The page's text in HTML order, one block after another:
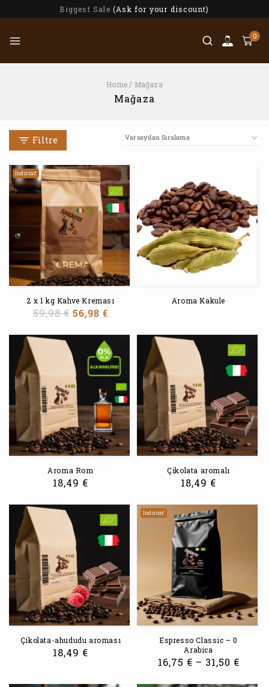
Biggest Sale (Ask for your discount)
0
Home / Mağaza
Mağaza
Filtre
İndirim!
2 x 1 kg Kahve Kreması
59,98€ 56,98 €
Aroma Kakule
Aroma Rom
18,49 €
Çikolata aromalı
18,49 €
Çikolata-ahududu aroması
18,49 €
İndirim!
Espresso Classic – 0
Arabica
16,75 € – 31,50 €